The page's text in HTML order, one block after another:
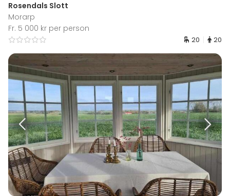
Rosendals Slott
Morarp
Fr. 5 000 kr per person
20 20